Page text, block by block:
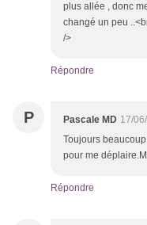
plus allée , donc
changé un peu
/>
Répondre
P Pascale MD 17/
Toujours
pour me
Répondre